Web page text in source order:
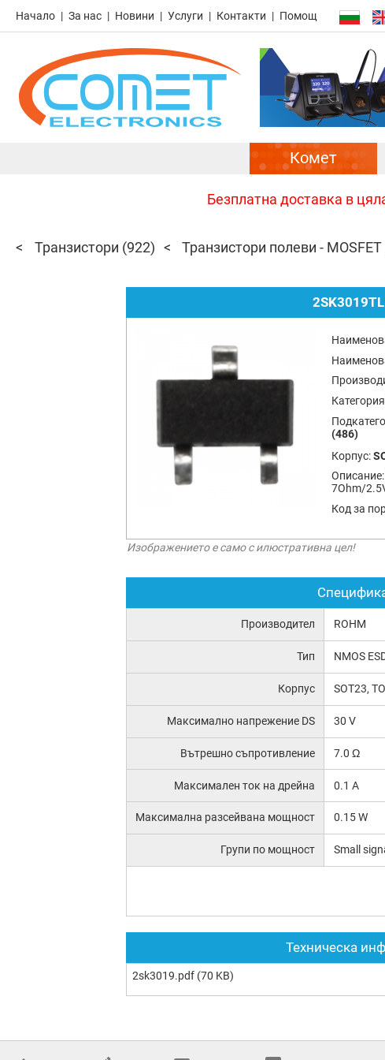
Начало За нас Новини Услуги Контакти Помощ
Комет
Безплатна доставка в
Транзистори (922) Транзистори полеви - MOSFET
(486)
Корпус:
Описание:
7Ohm/
Код за
Изображението е само с илюстративна цел!
Производител ROHM
Тип NMOS
Корпус SOT23,
Максимално напрежение DS 30 V
Вътрешно съпротивление 7.0 Ω
Максимален ток на дрейна 0.1 A
Максимална разсейвана мощност 0.15 W
Групи по мощност Small
Техническа
2sk3019.pdf (70 KB)